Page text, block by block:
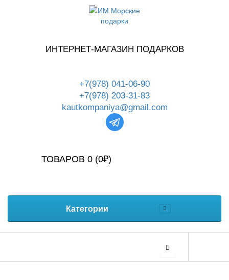
ИНТЕРНЕТ-МАГАЗИН ПОДАРКОВ
+7(978) 041-06-90
+7(978) 203-31-83
kautkompaniya@gmail.com
ТОВАРОВ 0 (0₽)
Категории